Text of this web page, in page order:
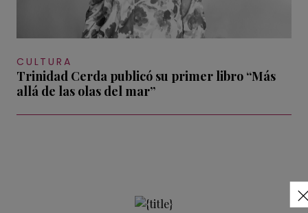
CULTURA
Trinidad Cerda publicó su primer libro “Más
allá de las olas del mar”